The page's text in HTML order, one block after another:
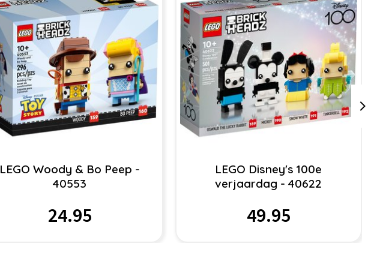
LEGO Woody & Bo Peep -
40553
24.95
LEGO Disney's 100e
verjaardag - 40622
49.95